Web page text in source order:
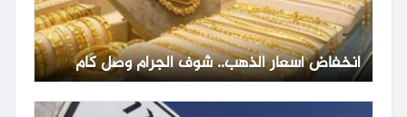
انخفاض أسعار الذهب.. شوف الجرام وصل كام